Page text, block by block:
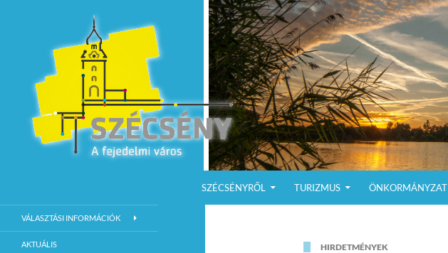
SZÉCSÉNYRŐL
TURIZMUS ÖNKORMÁNYZAT
HIRDETMÉNYEK
Szécsény Város Hivatalos Weboldala
VÁLASZTÁSI INFORMÁCIÓK
AKTUÁLIS